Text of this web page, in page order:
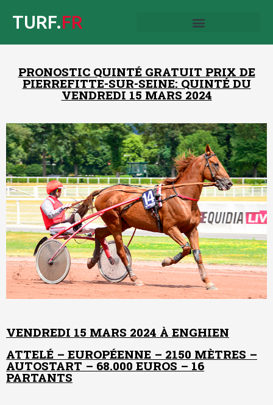
TURF.FR
PRONOSTIC QUINTÉ GRATUIT PRIX DE
PIERREFITTE-SUR-SEINE: QUINTÉ DU
VENDREDI 15 MARS 2024
VENDREDI 15 MARS 2024 À ENGHIEN
ATTELÉ – EUROPÉENNE – 2150 MÈTRES –
AUTOSTART – 68.000 EUROS – 16
PARTANTS